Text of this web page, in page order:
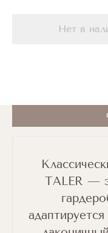
Нет в
TALER —